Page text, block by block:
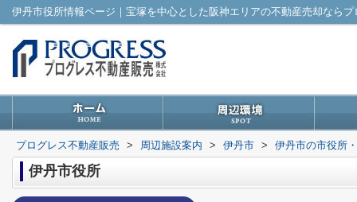
伊丹市役所情報ページ｜宝塚を中心とした阪神エリアの不動産売却なら
プログレス不動産販売 > 周辺施設案内 > 伊丹市 > 伊丹市の市役所
伊丹市役所